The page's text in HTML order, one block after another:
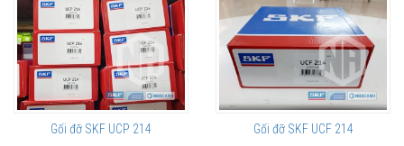
Gối đỡ SKF UCP 214 Gối đỡ SKF UCF 214